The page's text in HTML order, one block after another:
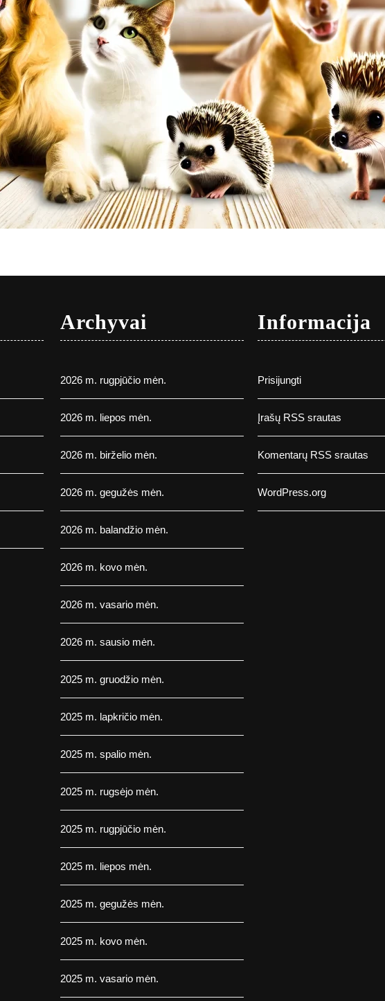
Archyvai
2026 m. rugpjūčio mėn.
2026 m. liepos mėn.
2026 m. birželio mėn.
2026 m. gegužės mėn.
2026 m. balandžio mėn.
2026 m. kovo mėn.
2026 m. vasario mėn.
2026 m. sausio mėn.
2025 m. gruodžio mėn.
2025 m. lapkričio mėn.
2025 m. spalio mėn.
2025 m. rugsėjo mėn.
2025 m. rugpjūčio mėn.
2025 m. liepos mėn.
2025 m. gegužės mėn.
2025 m. kovo mėn.
2025 m. vasario mėn.
Informacija
Prisijungti
Įrašų RSS srautas
Komentarų RSS srautas
WordPress.org